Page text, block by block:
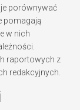
porównywać
pomagają
w nich
raportowych z
redakcyjnych.